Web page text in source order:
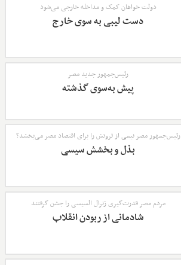
دولت خواهان کمک و مداخله خارجی می‌شود
دست لیبی به سوی خارج
رئیس‌جمهور جدید مصر
پیش به‌سوی گذشته
رئیس‌جمهور مصر نیمی از ثروتش را برای اقتصاد مصر می‌بخشد؟
بذل ‌و بخشش سیسی
مردم مصر قدرت‌گیری ژنرال السیسی را جشن گرفتند
شادمانی از ربودن انقلاب